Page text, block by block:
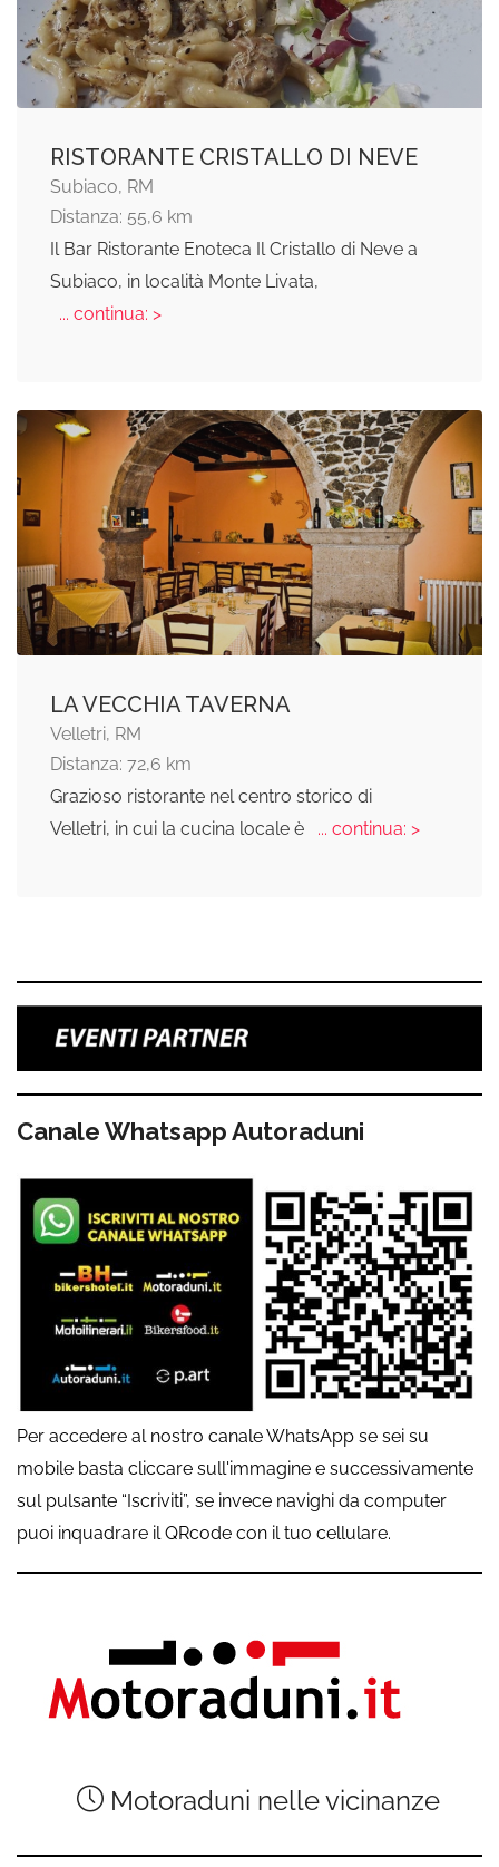
RISTORANTE CRISTALLO DI NEVE
Subiaco, RM
Distanza: 55,6 km
Il Bar Ristorante Enoteca Il Cristallo di Neve a
Subiaco, in località Monte Livata,
... continua: >
LA VECCHIA TAVERNA
Velletri, RM
Distanza: 72,6 km
Grazioso ristorante nel centro storico di
Velletri, in cui la cucina locale è
... continua: >
Canale Whatsapp Autoraduni
Per accedere al nostro canale WhatsApp se sei su
mobile basta cliccare sull'immagine e successivamente
sul pulsante “Iscriviti”, se invece navighi da computer
puoi inquadrare il QRcode con il tuo cellulare.
Motoraduni nelle vicinanze